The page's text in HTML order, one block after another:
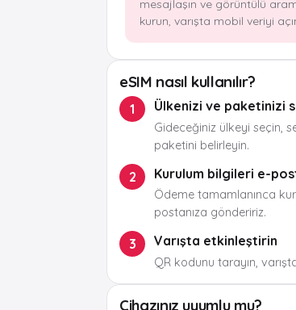
mesajlaşın ve görüntülü
kurun, varışta mobil veriyi
eSIM nasıl kullanılır?
1 Ülkenizi ve paketinizi
Gideceğiniz ülkeyi seçin,
paketini belirleyin.
2 Kurulum bilgileri e-
Ödeme tamamlanınca
postanıza göndeririz.
3 Varışta etkinleştirin
QR kodunu tarayın,
Cihazınız uyumlu mu?